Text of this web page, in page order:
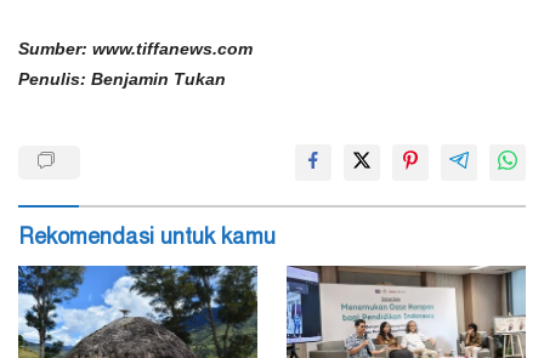
Sumber: www.tiffanews.com
Penulis: Benjamin Tukan
Rekomendasi untuk kamu